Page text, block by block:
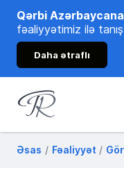
Qərbi Azərbaycana
fəaliyyətimiz ilə
Daha ətraflı
Tənzilə Rüstəmxanlı
Əsas Fəaliyyət